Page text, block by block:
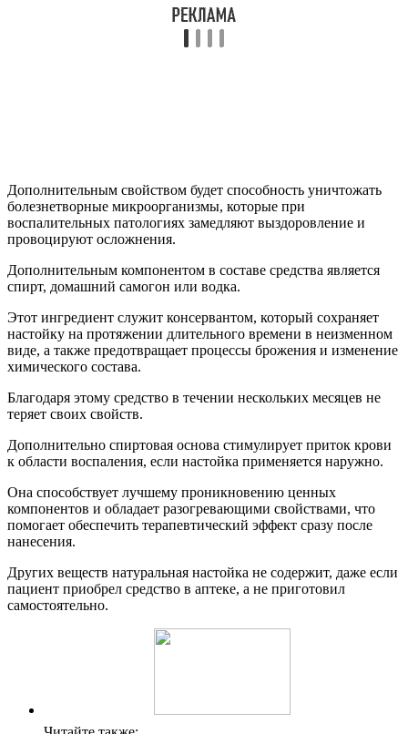
Дополнительным свойством будет способность уничтожать
болезнетворные микроорганизмы, которые при
воспалительных патологиях замедляют выздоровление и
провоцируют осложнения.
Дополнительным компонентом в составе средства является
спирт, домашний самогон или водка.
Этот ингредиент служит консервантом, который сохраняет
настойку на протяжении длительного времени в неизменном
виде, а также предотвращает процессы брожения и изменение
химического состава.
Благодаря этому средство в течении нескольких месяцев не
теряет своих свойств.
Дополнительно спиртовая основа стимулирует приток крови
к области воспаления, если настойка применяется наружно.
Она способствует лучшему проникновению ценных
компонентов и обладает разогревающими свойствами, что
помогает обеспечить терапевтический эффект сразу после
нанесения.
Других веществ натуральная настойка не содержит, даже если
пациент приобрел средство в аптеке, а не приготовил
самостоятельно.